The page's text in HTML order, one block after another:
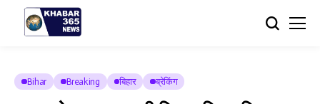
Bihar Breaking बिहार ब्रेकिंग